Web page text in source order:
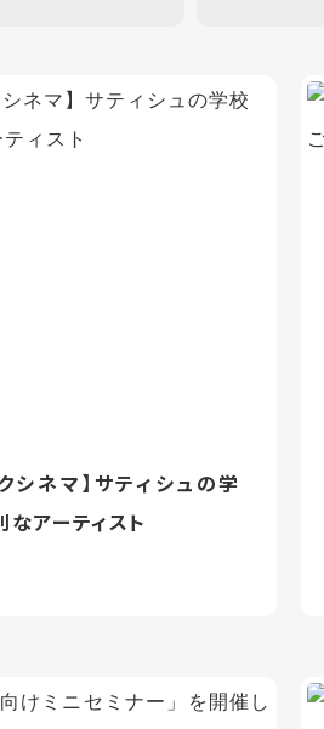
シネマ】サティシュの学
アーティスト